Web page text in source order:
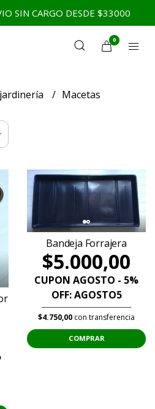
SIN CARGO DESDE $33000
0
Macetas
Bandeja Forrajera
$5.000,00
CUPON AGOSTO - 5%
OFF: AGOSTO5
$4.750,00 con transferencia
COMPRAR